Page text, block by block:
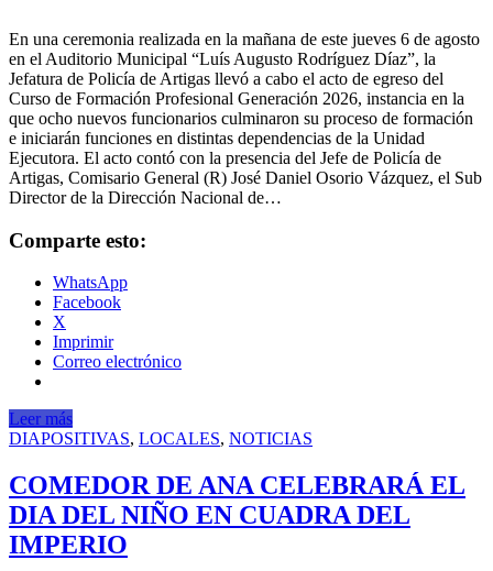
En una ceremonia realizada en la mañana de este jueves 6 de agosto
en el Auditorio Municipal “Luís Augusto Rodríguez Díaz”, la
Jefatura de Policía de Artigas llevó a cabo el acto de egreso del
Curso de Formación Profesional Generación 2026, instancia en la
que ocho nuevos funcionarios culminaron su proceso de formación
e iniciarán funciones en distintas dependencias de la Unidad
Ejecutora. El acto contó con la presencia del Jefe de Policía de
Artigas, Comisario General (R) José Daniel Osorio Vázquez, el Sub
Director de la Dirección Nacional de…
Comparte esto:
WhatsApp
Facebook
X
Imprimir
Correo electrónico
Leer más
DIAPOSITIVAS, LOCALES, NOTICIAS
COMEDOR DE ANA CELEBRARÁ EL
DIA DEL NIÑO EN CUADRA DEL
IMPERIO